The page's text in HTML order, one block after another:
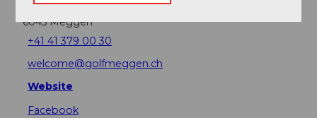
Kreuzbuchweg 1
6045Meggen
+41 41 379 00 30
welcome@golfmeggen.ch
Website
Facebook